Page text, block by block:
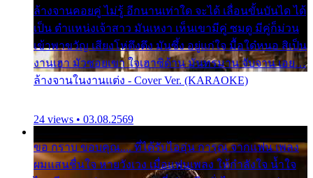
ล้างจานคอยคู่ ไม่รู้ อีกนานเท่าใด จะได้ เลื่อนขั้นบันได ได้
เป็น ตำแหน่งเจ้าสาว มันเหงา เห็นเขามีคู่ ซมดู มีคู่ก็ม่วน
เข้าพาขวัญ เสียงโห่ตึงตึง มันซึ้ง อยู่แก่ใจ มื้อใด๋หนอ สิเป็น
งานเฮา มัวซอยเขา ใจเฮาซิด้าน มันทรมาน จับจาน เอย…
ล้างจานในงานแต่ง - Cover Ver. (KARAOKE)
24 views • 03.08.2569
ขอ กราบ ขอบคุณ.... ที่ได้รับไออุ่น การุณ จากแฟน เพลง
ผมแสนชื่นใจ หายวังเวง เมื่อแฟนเพลง ให้กำลังใจ น้ำใจ